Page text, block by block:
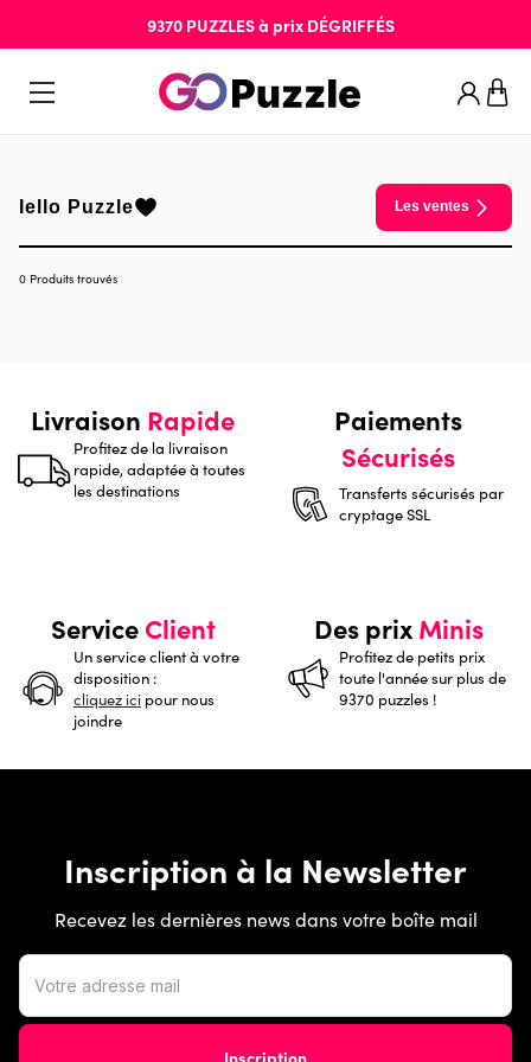
9370 PUZZLESà prix DÉGRIFFÉS
Iello Puzzle Les ventes
0 Produits trouvés
Livraison Rapide
Profitez de la livraison
rapide, adaptée à toutes
les destinations
Paiements
Sécurisés
Transferts sécurisés par
cryptage SSL
ServiceClient
Un service client à votre
disposition :
cliquez ici pour nous
joindre
Des prixMinis
Profitez de petits prix
toute l'année sur plus de
9370 puzzles !
Inscription à la Newsletter
Recevez les dernières news dans votre boîte mail